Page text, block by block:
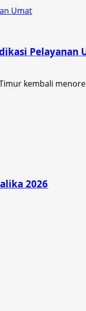
Umat
Pelayanan
kembali
2026